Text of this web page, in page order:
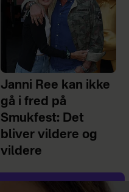
Janni Ree kan ikke
gå i fred på
Smukfest: Det
bliver vildere og
vildere